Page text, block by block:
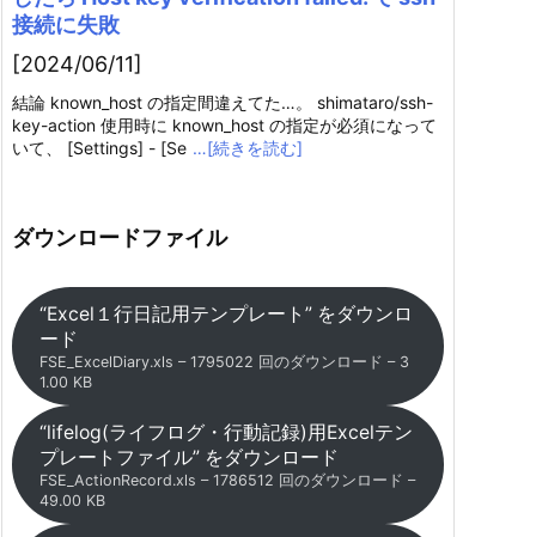
接続に失敗
[2024/06/11]
結論 known_host の指定間違えてた…。 shimataro/ssh-
key-action 使用時に known_host の指定が必須になって
いて、 [Settings] - [Se …[続きを読む]
ダウンロードファイル
“Excel１行日記用テンプレート” をダウンロ
ード
FSE_ExcelDiary.xls – 1795022 回のダウンロード – 3
1.00 KB
“lifelog(ライフログ・行動記録)用Excelテン
プレートファイル” をダウンロード
FSE_ActionRecord.xls – 1786512 回のダウンロード –
49.00 KB